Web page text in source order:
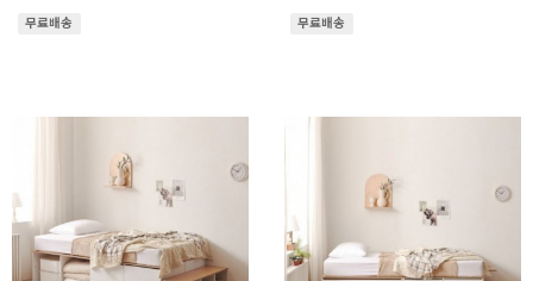
무료배송 무료배송